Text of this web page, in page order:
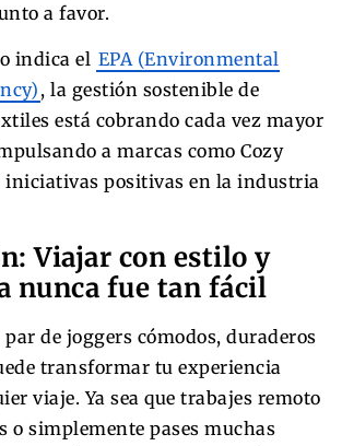
a favor.
indica el EPA (Environmental
, la gestión sostenible de
está cobrando cada vez mayor
a marcas como Cozy
positivas en la industria
Viajar con estilo y
nunca fue tan fácil
de joggers cómodos, duraderos
transformar tu experiencia
viaje. Ya sea que trabajes remoto
o simplemente pases muchas